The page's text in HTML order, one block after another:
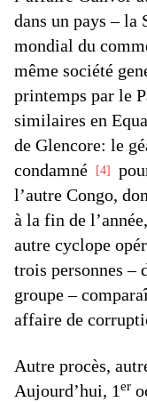
dans un pays – la
mondial du
même société
printemps par le
similaires en
de Glencore: le
condamné
4
l’autre Congo,
à la fin de
autre cyclope
trois personnes –
groupe –
affaire de
Autre procès,
Aujourd’hui, 1er